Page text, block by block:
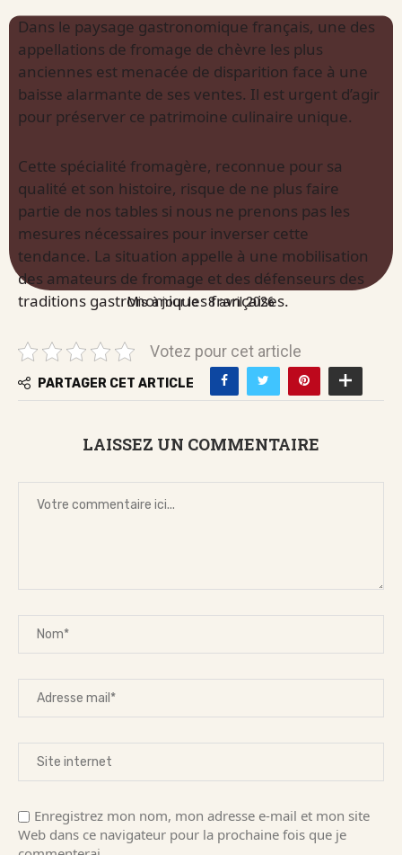
Mis à jour le : 8 avril 2026
Dans le paysage gastronomique français, une des
appellations de fromage de chèvre les plus
anciennes est menacée de disparition face à une
baisse alarmante de ses ventes. Il est urgent d’agir
pour préserver ce patrimoine culinaire unique.
Cette spécialité fromagère, reconnue pour sa
qualité et son histoire, risque de ne plus faire
partie de nos tables si nous ne prenons pas les
mesures nécessaires pour inverser cette
tendance. La situation appelle à une mobilisation
des amateurs de fromage et des défenseurs des
traditions gastronomiques françaises.
Votez pour cet article
PARTAGER CET ARTICLE
LAISSEZ UN COMMENTAIRE
Enregistrez mon nom, mon adresse e-mail et mon site
Web dans ce navigateur pour la prochaine fois que je